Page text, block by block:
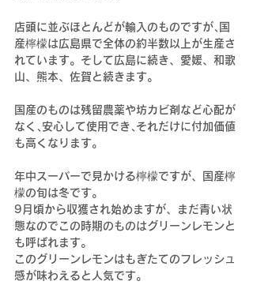
店頭に並ぶほとんどが輸入のものですが､国
産檸檬は広島県で全体の約半数以上が生産さ
れています。そして広島に続き、愛媛、和歌
山、熊本、佐賀と続きます。
国産のものは残留農薬や坊カビ剤など心配が
なく､安心して使用でき､それだけに付加価値
も高くなります。
年中スーパーで見かける檸檬ですが、国産檸
檬の旬は冬です。
9月頃から収獲され始めますが、まだ青い状
態なのでこの時期のものはグリーンレモンと
も呼ばれます。
このグリーンレモンはもぎたてのフレッシュ
感が味わえると人気です。